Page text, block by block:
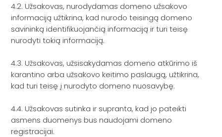
4.2. Užsakovas, nurodydamas domeno užsakovo
informaciją užtikrina, kad nurodo teisingą domeno
savininką identifikuojančią informaciją ir turi teisę
nurodyti tokią informaciją.
4.3. Užsakovas, užsisakydamas domeno atkūrimo iš
karantino arba užsakovo keitimo paslaugą, užtikrina,
kad turi teisę į nurodyto domeno nuosavybę.
4.4. Užsakovas sutinka ir supranta, kad jo pateikti
asmens duomenys bus naudojami domeno
registracijai.